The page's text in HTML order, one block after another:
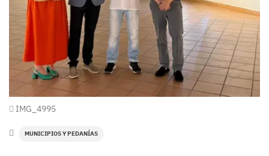
IMG_4995
MUNICIPIOS Y PEDANÍAS